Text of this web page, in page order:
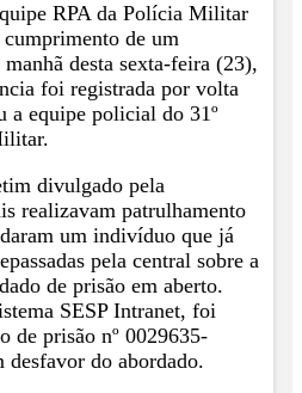
RPA da Polícia Militar
de um
desta sexta-feira (23),
foi registrada por volta
a equipe policial do 31º
divulgado pela
realizavam patrulhamento
um indivíduo que já
pela central sobre a
de prisão em aberto.
SESP Intranet, foi
de prisão nº 0029635-
desfavor do abordado.